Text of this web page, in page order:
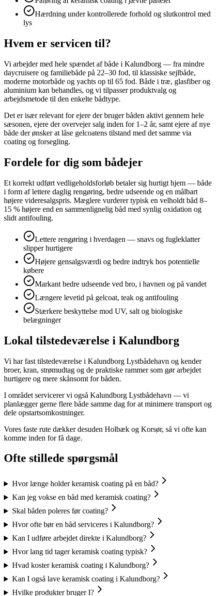
Hærdning under kontrollerede forhold og slutkontrol med
lys
Hvem er servicen til?
Vi arbejder med hele spændet af både i Kalundborg — fra mindre
daycruisere og familiebåde på 22–30 fod, til klassiske sejlbåde,
moderne motorbåde og yachts op til 65 fod. Både i træ, glasfiber og
aluminium kan behandles, og vi tilpasser produktvalg og
arbejdsmetode til den enkelte bådtype.
Det er især relevant for ejere der bruger båden aktivt gennem hele
sæsonen, ejere der overvejer salg inden for 1–2 år, samt ejere af nye
både der ønsker at låse gelcoatens tilstand med det samme via
coating og forsegling.
Fordele for dig som bådejer
Et korrekt udført vedligeholdsforløb betaler sig hurtigt hjem — både
i form af lettere daglig rengøring, bedre udseende og en målbart
højere videresalgspris. Mæglere vurderer typisk en velholdt båd 8–
15 % højere end en sammenlignelig båd med synlig oxidation og
slidt antifouling.
Lettere rengøring i hverdagen — snavs og fugleklatter
slipper hurtigere
Højere gensalgsværdi og bedre indtryk hos potentielle
købere
Markant bedre udseende ved bro, i havnen og på vandet
Længere levetid på gelcoat, teak og antifouling
Stærkere beskyttelse mod UV, salt og biologiske
belægninger
Lokal tilstedeværelse i Kalundborg
Vi har fast tilstedeværelse i Kalundborg Lystbådehavn og kender
broer, kran, strømudtag og de praktiske rammer som gør arbejdet
hurtigere og mere skånsomt for båden.
I området servicerer vi også Kalundborg Lystbådehavn — vi
planlægger gerne flere både samme dag for at minimere transport og
dele opstartsomkostninger.
Vores faste rute dækker desuden Holbæk og Korsør, så vi ofte kan
komme inden for få dage.
Ofte stillede spørgsmål
Hvor længe holder keramisk coating på en båd?
Kan jeg vokse en båd med keramisk coating?
Skal båden poleres før coating?
Hvor ofte bør en båd serviceres i Kalundborg?
Kan I udføre arbejdet direkte i Kalundborg?
Hvor lang tid tager keramisk coating typisk?
Hvad koster keramisk coating i Kalundborg?
Kan I også lave keramisk coating i Kalundborg?
Hvilke produkter bruger I?